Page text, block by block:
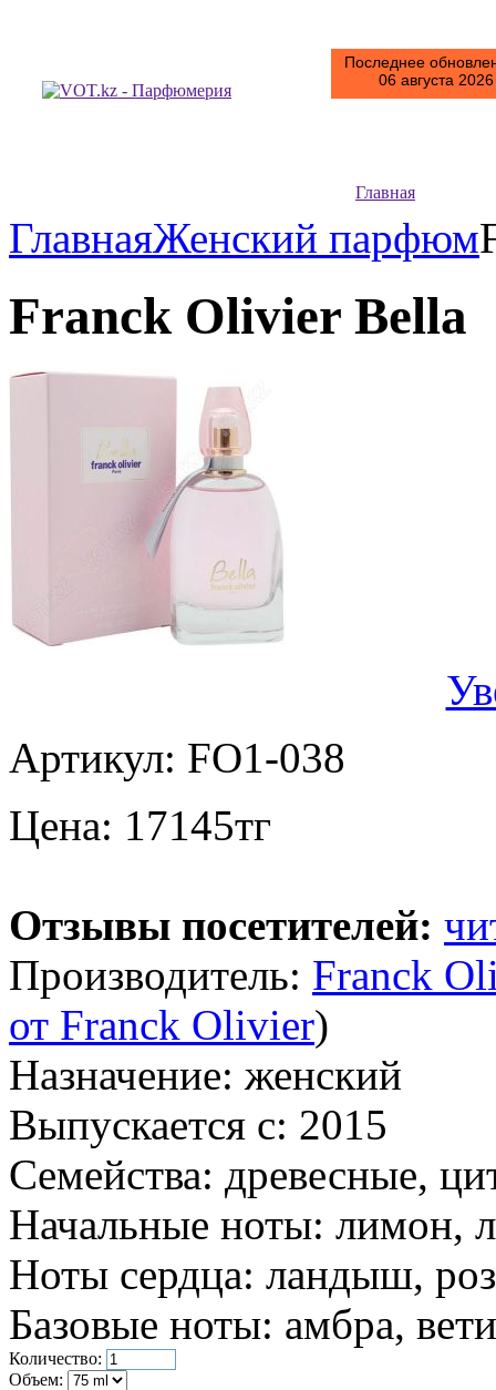
Последнее
06 августа
Главная
ГлавнаяЖенский парфюм
Franck Olivier Bella
Артикул: FO1-038
Цена: 17145тг
Отзывы посетителей:
Производитель: Franck
от Franck Olivier)
Назначение: женский
Выпускается с: 2015
Семейства: древесные,
Начальные ноты: лимон,
Ноты сердца: ландыш,
Базовые ноты: амбра,
Количество:
Объем: